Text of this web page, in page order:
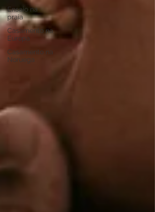
Ensaio na
praia
Casamento na
Europa
Casamento na
Noruega